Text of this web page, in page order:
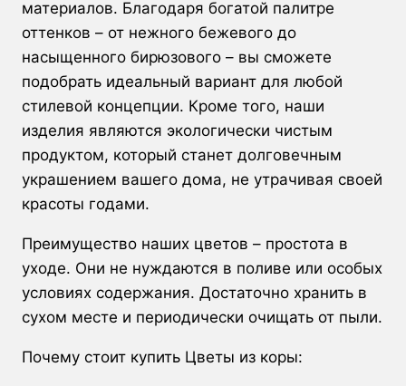
материалов. Благодаря богатой палитре
оттенков – от нежного бежевого до
насыщенного бирюзового – вы сможете
подобрать идеальный вариант для любой
стилевой концепции. Кроме того, наши
изделия являются экологически чистым
продуктом, который станет долговечным
украшением вашего дома, не утрачивая своей
красоты годами.
Преимущество наших цветов – простота в
уходе. Они не нуждаются в поливе или особых
условиях содержания. Достаточно хранить в
сухом месте и периодически очищать от пыли.
Почему стоит купить Цветы из коры: